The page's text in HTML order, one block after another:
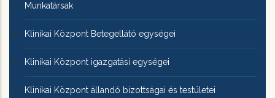
Munkatársak
Klinikai Központ Betegellátó egységei
Klinikai Központ igazgatási egységei
Klinikai Központ állandó bizottságai és testületei